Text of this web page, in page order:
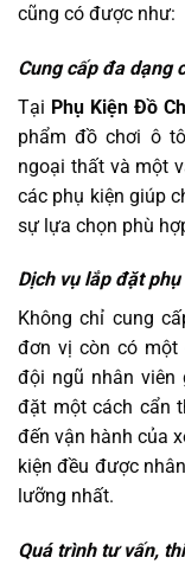
cũng có được như:
Cung cấp đa dạng
Tại Phụ Kiện Đồ
phẩm đồ chơi ô
ngoại thất và một
các phụ kiện giúp
sự lựa chọn phù
Dịch vụ lắp đặt
Không chỉ cung
đơn vị còn có một
đội ngũ nhân viên
đặt một cách cẩn
đến vận hành của
kiện đều được
lưỡng nhất.
Quá trình tư vấn,